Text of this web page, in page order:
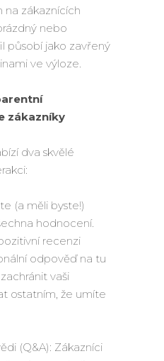
na zákaznících
nebo
působí jako zavřený
ve výloze.
zákazníky
dva skvělé
(a měli byste!)
hodnocení.
recenzi
odpověď na tu
vaši
ostatním, že umíte
(Q&A): Zákazníci